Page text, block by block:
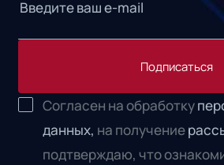
Подписаться
Согласен на обработку
данных, на получение
подтверждаю, что